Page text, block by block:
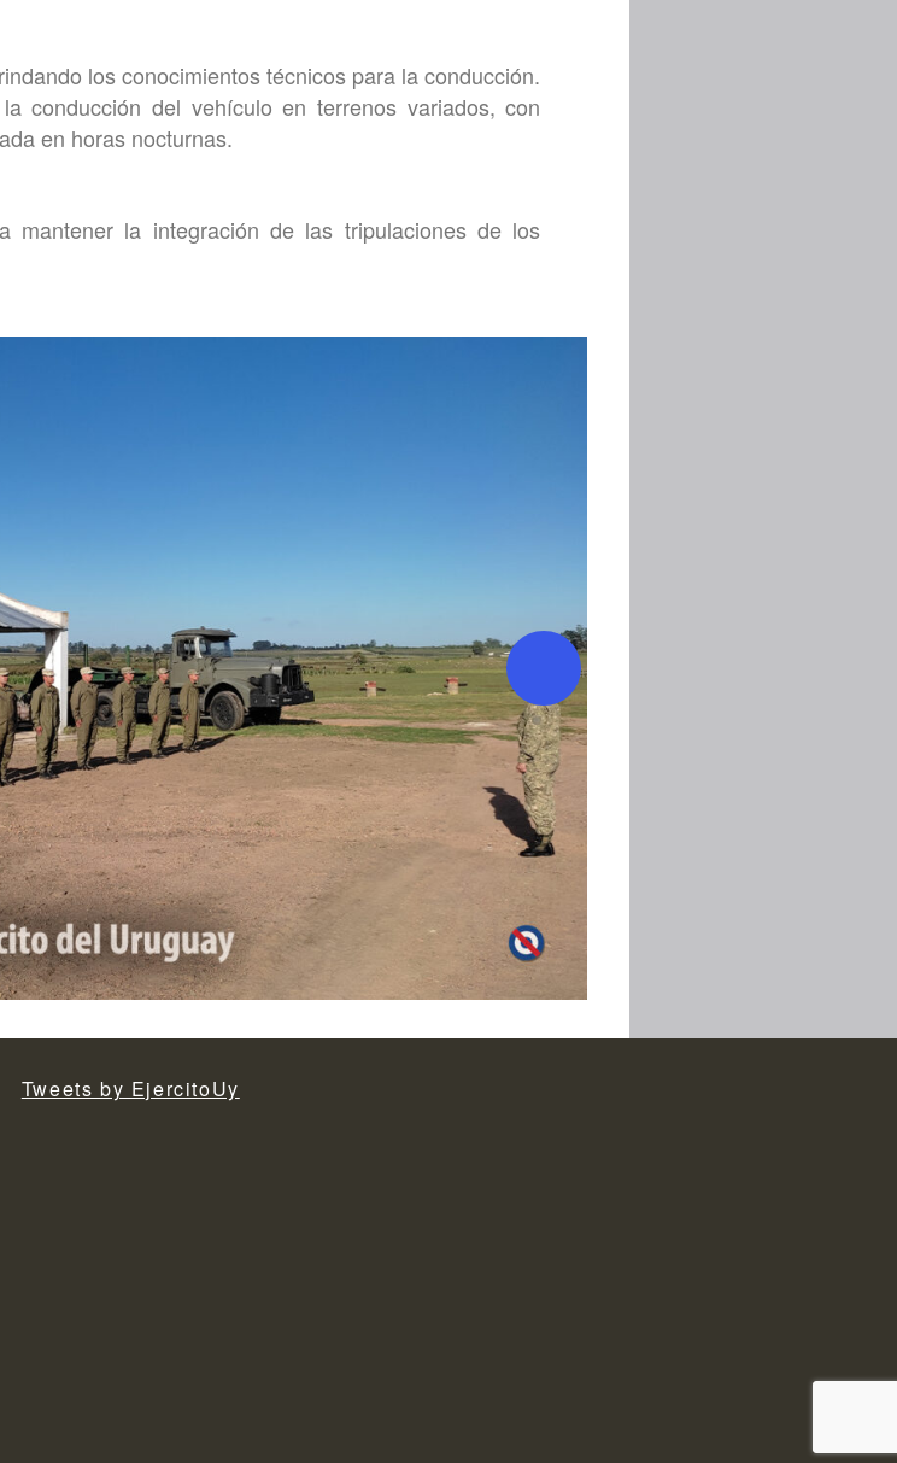
los conocimientos técnicos para la conducción.
conducción del vehículo en terrenos variados, con
en horas nocturnas.
mantener la integración de las tripulaciones de los
Tweets by EjercitoUy